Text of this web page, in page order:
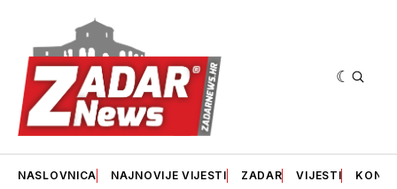
NASLOVNICA NAJNOVIJE VIJESTI ZADAR VIJESTI